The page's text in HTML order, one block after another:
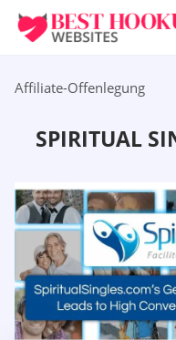
Affiliate-Offenlegung
SPIRITUAL